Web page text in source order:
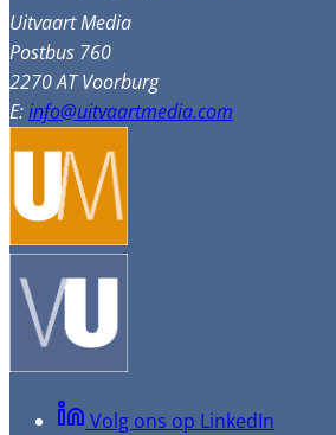
Uitvaart Media
Postbus 760
2270 AT Voorburg
E:info@uitvaartmedia.com
Volg ons op LinkedIn